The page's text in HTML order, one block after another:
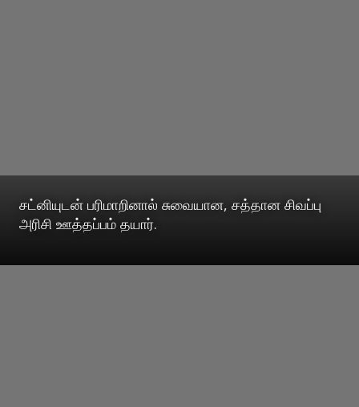
சட்னியுடன் பரிமாறினால் சுவையான, சத்தான சிவப்பு
அரிசி ஊத்தப்பம் தயார்.